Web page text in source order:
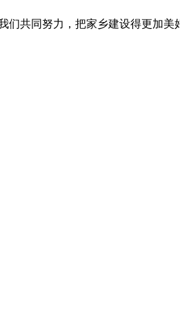
们共同努力，把家乡建设得更加美